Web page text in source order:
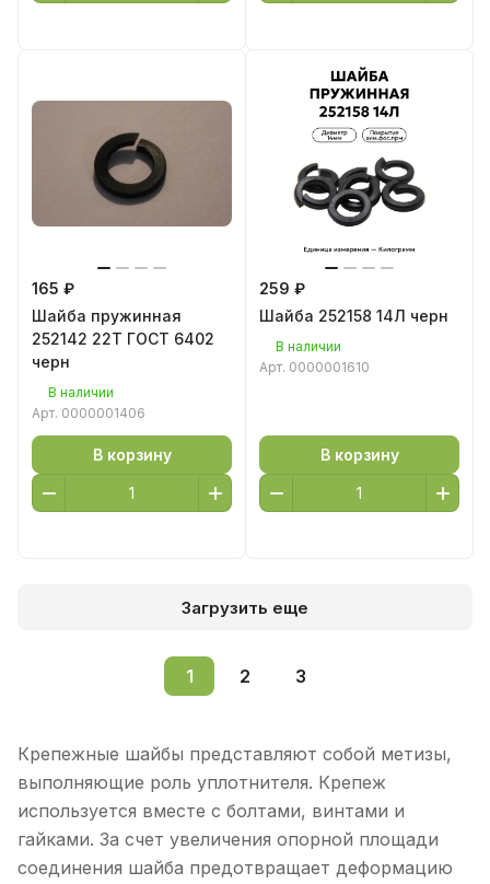
165 ₽
Шайба пружинная
252142 22Т ГОСТ 6402
черн
В наличии
Арт. 0000001406
В корзину
259 ₽
Шайба 252158 14Л черн
В наличии
Арт. 0000001610
В корзину
Загрузить еще
1 2 3
Крепежные шайбы представляют собой метизы,
выполняющие роль уплотнителя. Крепеж
используется вместе с болтами, винтами и
гайками. За счет увеличения опорной площади
соединения шайба предотвращает деформацию